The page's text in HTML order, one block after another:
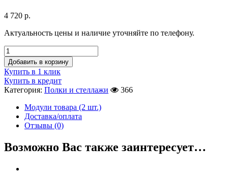
4 720 р.
Актуальность цены и наличие уточняйте по телефону.
Добавить в корзину
Купить в 1 клик
Купить в кредит
Категория: Полки и стеллажи
366
Модули товара (2 шт.)
Доставка/оплата
Отзывы (0)
Возможно Вас также заинтересует…